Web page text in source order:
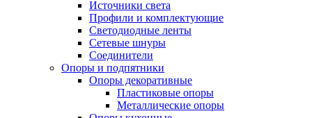
Источники света
Профили и комплектующие
Светодиодные ленты
Сетевые шнуры
Соединители
Опоры и подпятники
Опоры декоративные
Пластиковые опоры
Металлические опоры